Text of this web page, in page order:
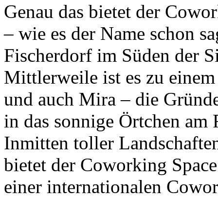
Genau das bietet der
– wie es der Name schon
Fischerdorf im Süden der
Mittlerweile ist es zu
und auch Mira – die
in das sonnige Örtchen am
Inmitten toller
bietet der Coworking
einer internationalen